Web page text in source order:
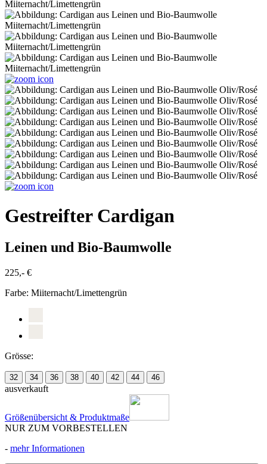
Gestreifter Cardigan
Leinen und Bio-Baumwolle
225,- €
Farbe: Miiternacht/Limettengrün
Grösse:
32 34 36 38 40 42 44 46
ausverkauft
Größenübersicht & Produktmaße
NUR ZUM VORBESTELLEN
- mehr Informationen